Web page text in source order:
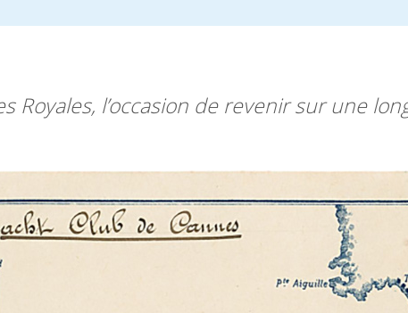
Royales, l’occasion de revenir sur une